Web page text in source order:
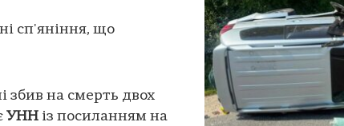
сп'яніння, що
збив на смерть двох
УНН із посиланням на